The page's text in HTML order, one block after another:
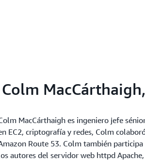
Colm
MacCárthaigh es ingeniero jefe
EC2, criptografía y redes, Colm
Route 53. Colm también
autores del servidor web httpd